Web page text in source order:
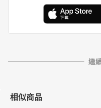
繼
相似商品